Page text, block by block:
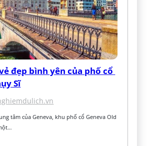
đẹp bình yên của phố cổ
Sĩ
tâm của Geneva, khu phố cổ Geneva Old